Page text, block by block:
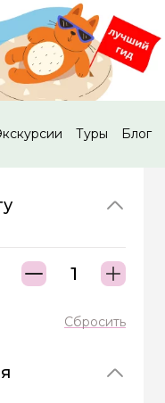
Туры Блог
Сбросить